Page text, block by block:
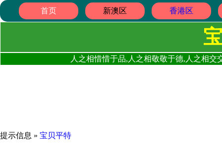
首页 新澳区 香港区
人之相惜惜于品,人之相敬敬于德,人之相
提示信息 » 宝贝平特